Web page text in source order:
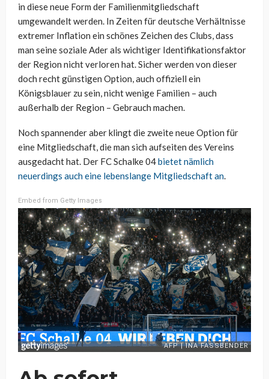
in diese neue Form der Familienmitgliedschaft
umgewandelt werden. In Zeiten für deutsche Verhältnisse
extremer Inflation ein schönes Zeichen des Clubs, dass
man seine soziale Ader als wichtiger Identifikationsfaktor
der Region nicht verloren hat. Sicher werden von dieser
doch recht günstigen Option, auch offiziell ein
Königsblauer zu sein, nicht wenige Familien – auch
außerhalb der Region – Gebrauch machen.
Noch spannender aber klingt die zweite neue Option für
eine Mitgliedschaft, die man sich aufseiten des Vereins
ausgedacht hat. Der FC Schalke 04bietet nämlich
neuerdings auch eine lebenslange Mitgliedschaft an.
Embed from Getty Images